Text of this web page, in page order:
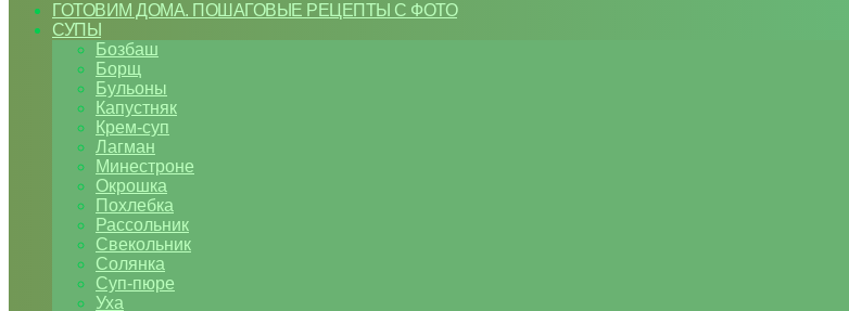
ГОТОВИМ ДОМА. ПОШАГОВЫЕ РЕЦЕПТЫ С ФОТО
СУПЫ
Бозбаш
Борщ
Бульоны
Капустняк
Крем-суп
Лагман
Минестроне
Окрошка
Похлебка
Рассольник
Свекольник
Солянка
Суп-пюре
Уха